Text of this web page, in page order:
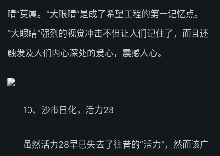
睛”莫属。“大眼睛”是成了希望工程的第一记忆点。
“大眼睛”强烈的视觉冲击不但让人们记住了，而且还
触发及人们内心深处的爱心，震撼人心。
10、沙市日化，活力28
虽然活力28早已失去了往昔的“活力”，然而该广